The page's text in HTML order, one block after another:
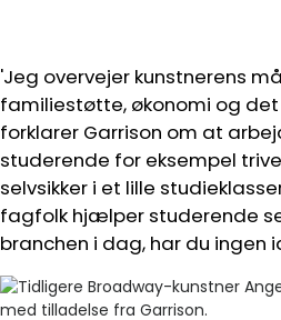
'Jeg overvejer kunstnerens
familiestøtte, økonomi og
forklarer Garrison om at
studerende for eksempel
selvsikker i et lille
fagfolk hjælper studerende
branchen i dag, har du ingen